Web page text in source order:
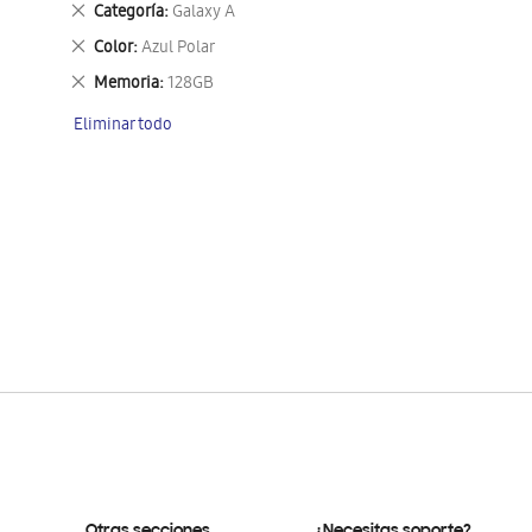
Categoría Galaxy A
Eliminar
este
artículo
Color Azul Polar
Eliminar
este
artículo
Memoria 128GB
Eliminar
artículo
Eliminar todo